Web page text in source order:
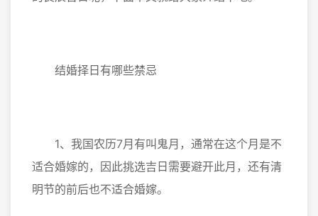
结婚择日有哪些禁忌
1、我国农历7月有叫鬼月，通常在这个月是不
适合婚嫁的，因此挑选吉日需要避开此月，还有清
明节的前后也不适合婚嫁。